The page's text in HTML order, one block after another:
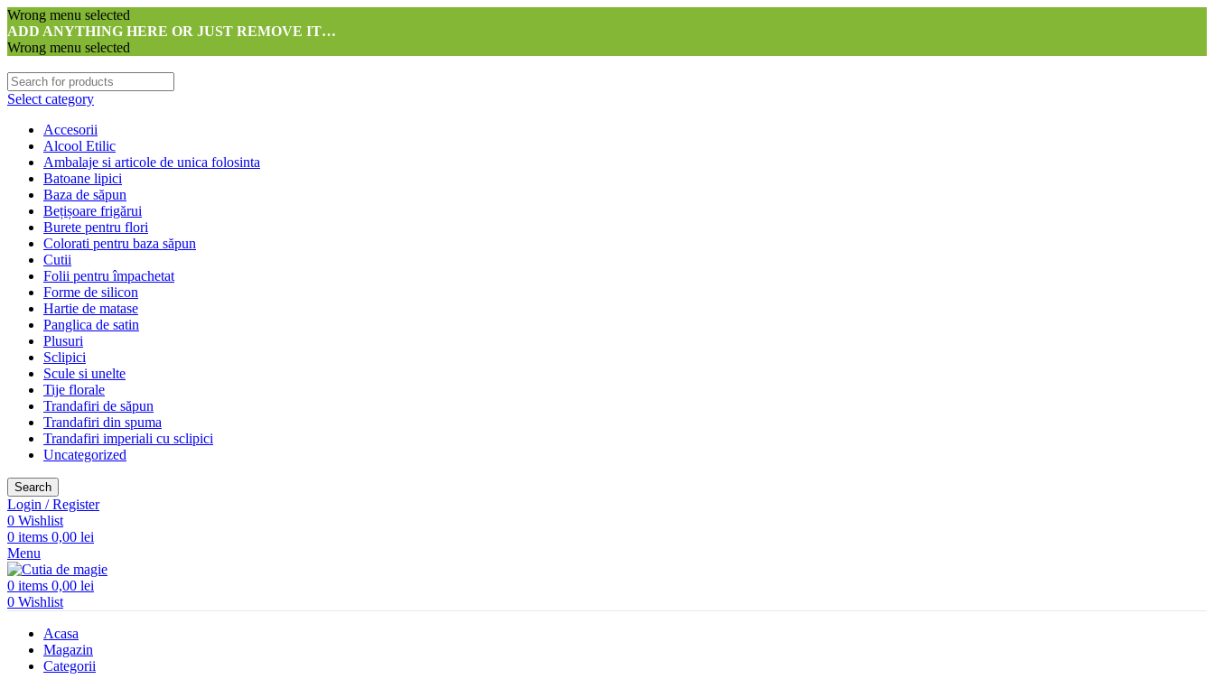
Wrong menu selected
ADD ANYTHING HERE OR JUST REMOVE IT…
Wrong menu selected
Select category
Accesorii
Alcool Etilic
Ambalaje si articole de unica folosinta
Batoane lipici
Baza de săpun
Bețișoare frigărui
Burete pentru flori
Colorati pentru baza săpun
Cutii
Folii pentru împachetat
Forme de silicon
Hartie de matase
Panglica de satin
Plusuri
Sclipici
Scule si unelte
Tije florale
Trandafiri de săpun
Trandafiri din spuma
Trandafiri imperiali cu sclipici
Uncategorized
Search
Login / Register
0 Wishlist
0 items 0,00 lei
Menu
0 items 0,00 lei
0 Wishlist
Acasa
Magazin
Categorii